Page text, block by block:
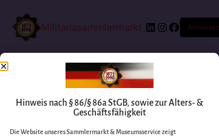
Militariasammlermarkt Anmelden
Hinweis nach § 86/§ 86a StGB, sowie zur Alters- &
Geschäftsfähigkeit
Die Website unseres Sammlermarkt & Museumsservice zeigt